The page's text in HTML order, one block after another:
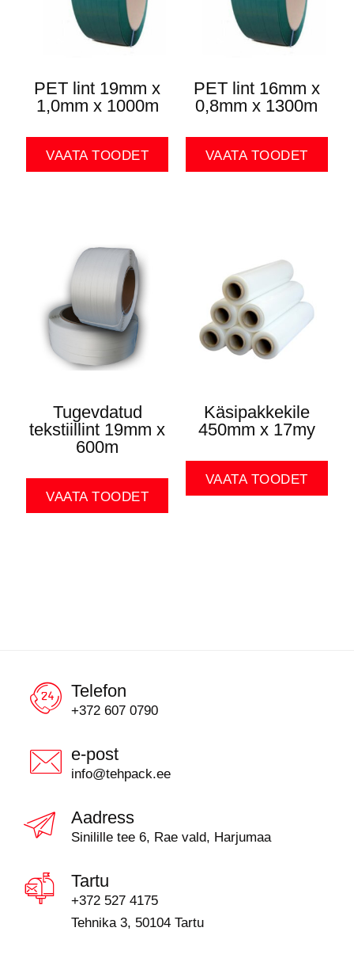
PET lint 19mm x
1,0mm x 1000m
VAATA TOODET
PET lint 16mm x
0,8mm x 1300m
VAATA TOODET
Tugevdatud
tekstiillint 19mm x
600m
VAATA TOODET
Käsipakkekile
450mm x 17my
VAATA TOODET
Telefon
+372 607 0790
e-post
info@tehpack.ee
Aadress
Sinilille tee 6, Rae vald, Harjumaa
Tartu
+372 527 4175
Tehnika 3, 50104 Tartu